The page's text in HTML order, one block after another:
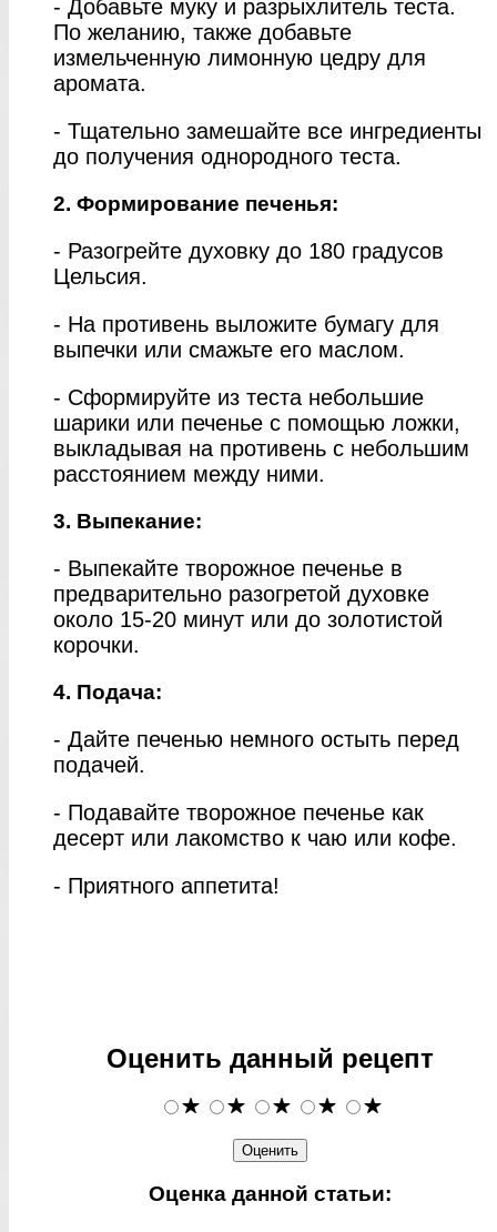
- Добавьте муку и разрыхлитель теста.
По желанию, также добавьте
измельченную лимонную цедру для
аромата.
- Тщательно замешайте все ингредиенты
до получения однородного теста.
2. Формирование печенья:
- Разогрейте духовку до 180 градусов
Цельсия.
- На противень выложите бумагу для
выпечки или смажьте его маслом.
- Сформируйте из теста небольшие
шарики или печенье с помощью ложки,
выкладывая на противень с небольшим
расстоянием между ними.
3. Выпекание:
- Выпекайте творожное печенье в
предварительно разогретой духовке
около 15-20 минут или до золотистой
корочки.
4. Подача:
- Дайте печенью немного остыть перед
подачей.
- Подавайте творожное печенье как
десерт или лакомство к чаю или кофе.
- Приятного аппетита!
Оценить данный рецепт
Оценка данной статьи: